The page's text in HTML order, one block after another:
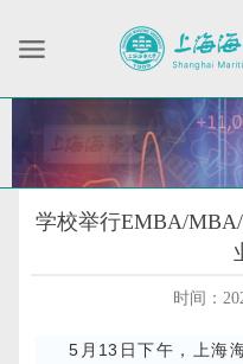
学校举行EMBA/
时间：
5月13日下午，上海